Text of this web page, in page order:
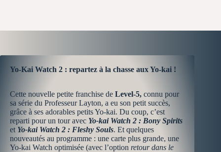
Yo-Kai Watch 2 : repartez à la chasse aux Yo-kai !
Cette nouvelle petite franchise de Level-5, connu pour
sa série du Professeur Layton, a eu son petit succès,
grâce à ses adorables petits Yo-kai. Du coup, c’est
reparti pour un tour avec Yo-kai Watch 2 : Bony Spirits
et Yo-kai Watch 2 : Fleshy Souls. Et quelques
nouveautés au programme : une carte plus grande, une
Yo-kai Watch optimisée (avec l’option retour dans le